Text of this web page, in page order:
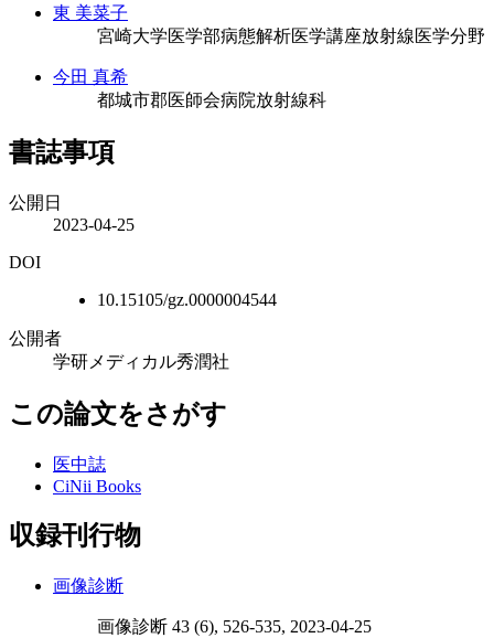
東 美菜子
宮崎大学医学部病態解析医学講座放射線医学分野
今田 真希
都城市郡医師会病院放射線科
書誌事項
公開日
2023-04-25
DOI
10.15105/gz.0000004544
公開者
学研メディカル秀潤社
この論文をさがす
医中誌
CiNii Books
収録刊行物
画像診断
画像診断 43 (6), 526-535, 2023-04-25